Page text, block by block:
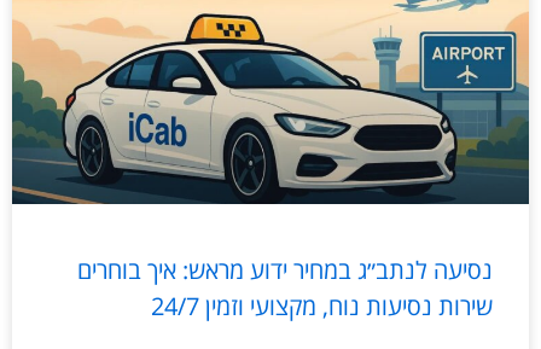
נסיעה לנתב״ג במחיר ידוע מראש: איך בוחרים
שירות נסיעות נוח, מקצועי וזמין 24/7